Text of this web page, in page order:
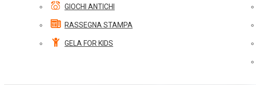
GIOCHI ANTICHI
RASSEGNA STAMPA
GELA FOR KIDS